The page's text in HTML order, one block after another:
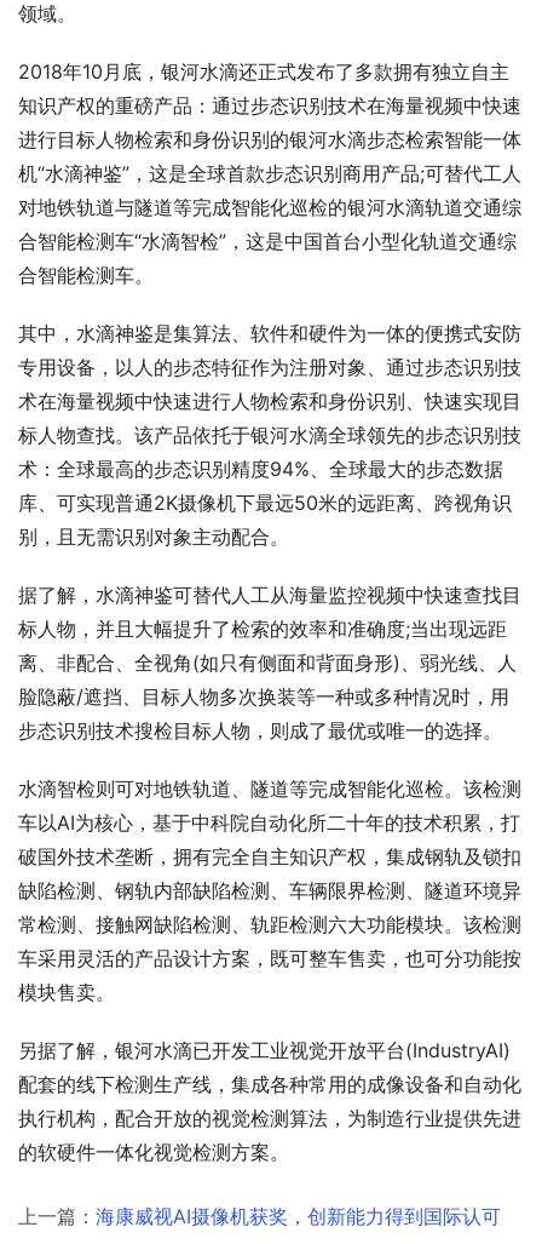
领域。
2018年10月底，银河水滴还正式发布了多款拥有独立自主
知识产权的重磅产品：通过步态识别技术在海量视频中快速
进行目标人物检索和身份识别的银河水滴步态检索智能一体
机“水滴神鉴”，这是全球首款步态识别商用产品;可替代工人
对地铁轨道与隧道等完成智能化巡检的银河水滴轨道交通综
合智能检测车“水滴智检”，这是中国首台小型化轨道交通综
合智能检测车。
其中，水滴神鉴是集算法、软件和硬件为一体的便携式安防
专用设备，以人的步态特征作为注册对象、通过步态识别技
术在海量视频中快速进行人物检索和身份识别、快速实现目
标人物查找。该产品依托于银河水滴全球领先的步态识别技
术：全球最高的步态识别精度94%、全球最大的步态数据
库、可实现普通2K摄像机下最远50米的远距离、跨视角识
别，且无需识别对象主动配合。
据了解，水滴神鉴可替代人工从海量监控视频中快速查找目
标人物，并且大幅提升了检索的效率和准确度;当出现远距
离、非配合、全视角(如只有侧面和背面身形)、弱光线、人
脸隐蔽/遮挡、目标人物多次换装等一种或多种情况时，用
步态识别技术搜检目标人物，则成了最优或唯一的选择。
水滴智检则可对地铁轨道、隧道等完成智能化巡检。该检测
车以AI为核心，基于中科院自动化所二十年的技术积累，打
破国外技术垄断，拥有完全自主知识产权，集成钢轨及锁扣
缺陷检测、钢轨内部缺陷检测、车辆限界检测、隧道环境异
常检测、接触网缺陷检测、轨距检测六大功能模块。该检测
车采用灵活的产品设计方案，既可整车售卖，也可分功能按
模块售卖。
另据了解，银河水滴已开发工业视觉开放平台(IndustryAI)
配套的线下检测生产线，集成各种常用的成像设备和自动化
执行机构，配合开放的视觉检测算法，为制造行业提供先进
的软硬件一体化视觉检测方案。
上一篇： 海康威视AI摄像机获奖，创新能力得到国际认可